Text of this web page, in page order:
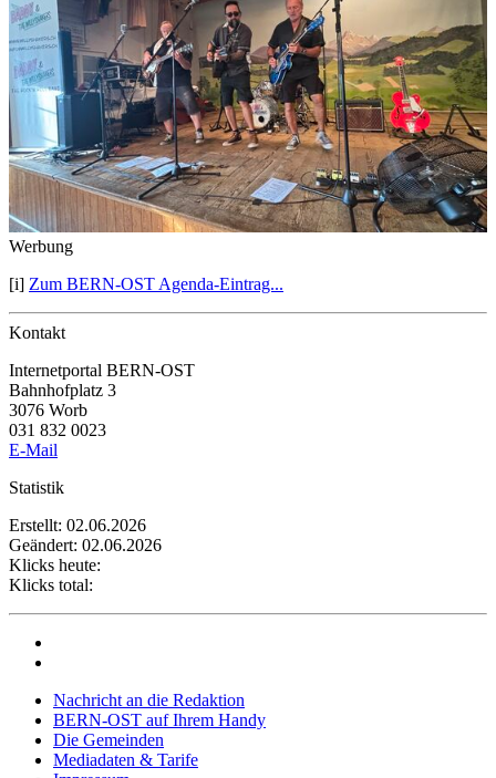
Werbung
[i] Zum BERN-OST Agenda-Eintrag...
Kontakt
Internetportal BERN-OST
Bahnhofplatz 3
3076 Worb
031 832 0023
E-Mail
Statistik
Erstellt: 02.06.2026
Geändert: 02.06.2026
Klicks heute:
Klicks total:
Nachricht an die Redaktion
BERN-OST auf Ihrem Handy
Die Gemeinden
Mediadaten & Tarife